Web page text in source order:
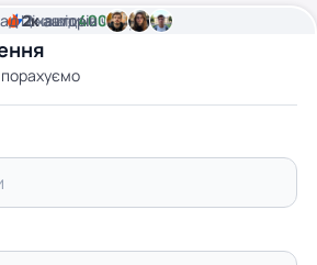
2хвилини часу
Ціна від400 грн
2кавторів